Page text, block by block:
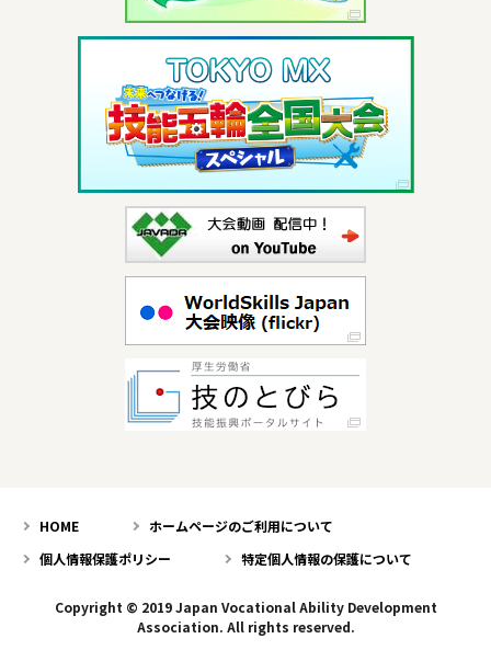
HOME
ホームページのご利用について
個人情報保護ポリシー
特定個人情報の保護について
Copyright © 2019 Japan Vocational Ability Development
Association. All rights reserved.